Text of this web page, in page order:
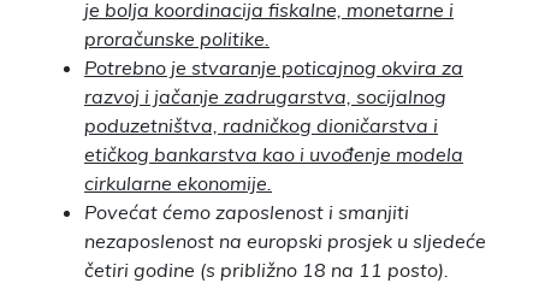
je bolja koordinacija fiskalne, monetarne i
proračunske politike.
Potrebno je stvaranje poticajnog okvira za
razvoj i jačanje zadrugarstva, socijalnog
poduzetništva, radničkog dioničarstva i
etičkog bankarstva kao i uvođenje modela
cirkularne ekonomije.
Povećat ćemo zaposlenost i smanjiti
nezaposlenost na europski prosjek u sljedeće
četiri godine (s približno 18 na 11 posto).